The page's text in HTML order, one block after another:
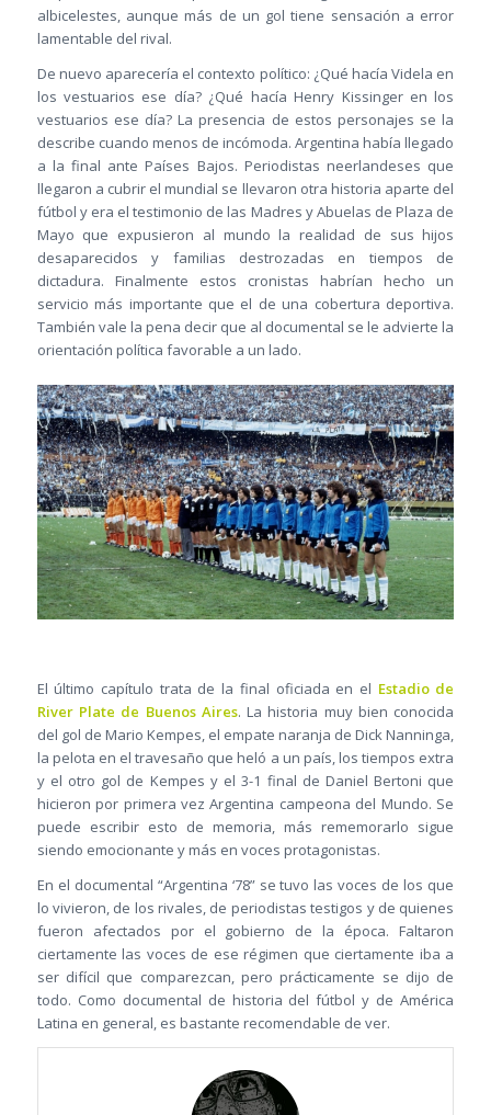
albicelestes, aunque más de un gol tiene sensación a error
lamentable del rival.
De nuevo aparecería el contexto político: ¿Qué hacía Videla en
los vestuarios ese día? ¿Qué hacía Henry Kissinger en los
vestuarios ese día? La presencia de estos personajes se la
describe cuando menos de incómoda. Argentina había llegado
a la final ante Países Bajos. Periodistas neerlandeses que
llegaron a cubrir el mundial se llevaron otra historia aparte del
fútbol y era el testimonio de las Madres y Abuelas de Plaza de
Mayo que expusieron al mundo la realidad de sus hijos
desaparecidos y familias destrozadas en tiempos de
dictadura. Finalmente estos cronistas habrían hecho un
servicio más importante que el de una cobertura deportiva.
También vale la pena decir que al documental se le advierte la
orientación política favorable a un lado.
El último capítulo trata de la final oficiada en el Estadio de
River Plate de Buenos Aires. La historia muy bien conocida
del gol de Mario Kempes, el empate naranja de Dick Nanninga,
la pelota en el travesaño que heló a un país, los tiempos extra
y el otro gol de Kempes y el 3-1 final de Daniel Bertoni que
hicieron por primera vez Argentina campeona del Mundo. Se
puede escribir esto de memoria, más rememorarlo sigue
siendo emocionante y más en voces protagonistas.
En el documental “Argentina ‘78” se tuvo las voces de los que
lo vivieron, de los rivales, de periodistas testigos y de quienes
fueron afectados por el gobierno de la época. Faltaron
ciertamente las voces de ese régimen que ciertamente iba a
ser difícil que comparezcan, pero prácticamente se dijo de
todo. Como documental de historia del fútbol y de América
Latina en general, es bastante recomendable de ver.